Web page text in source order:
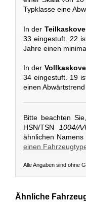
Typklasse eine
In der
33 eingestuft. 22
Jahre einen
In der
34 eingestuft. 19
einen
Bitte beachten
HSN/TSN
1004/
ähnlichen
einen
Alle Angaben sind ohne
Ähnliche